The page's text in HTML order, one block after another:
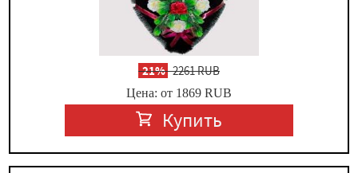
-21%2261 RUB
Цена: от 1869 RUB
Купить